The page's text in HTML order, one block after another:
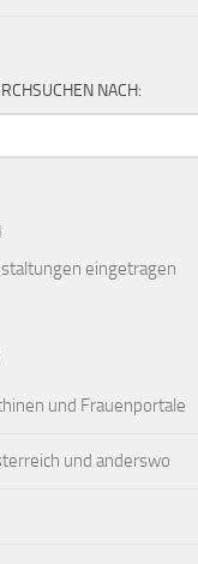
NACH:
eingetragen
und Frauenportale
und anderswo